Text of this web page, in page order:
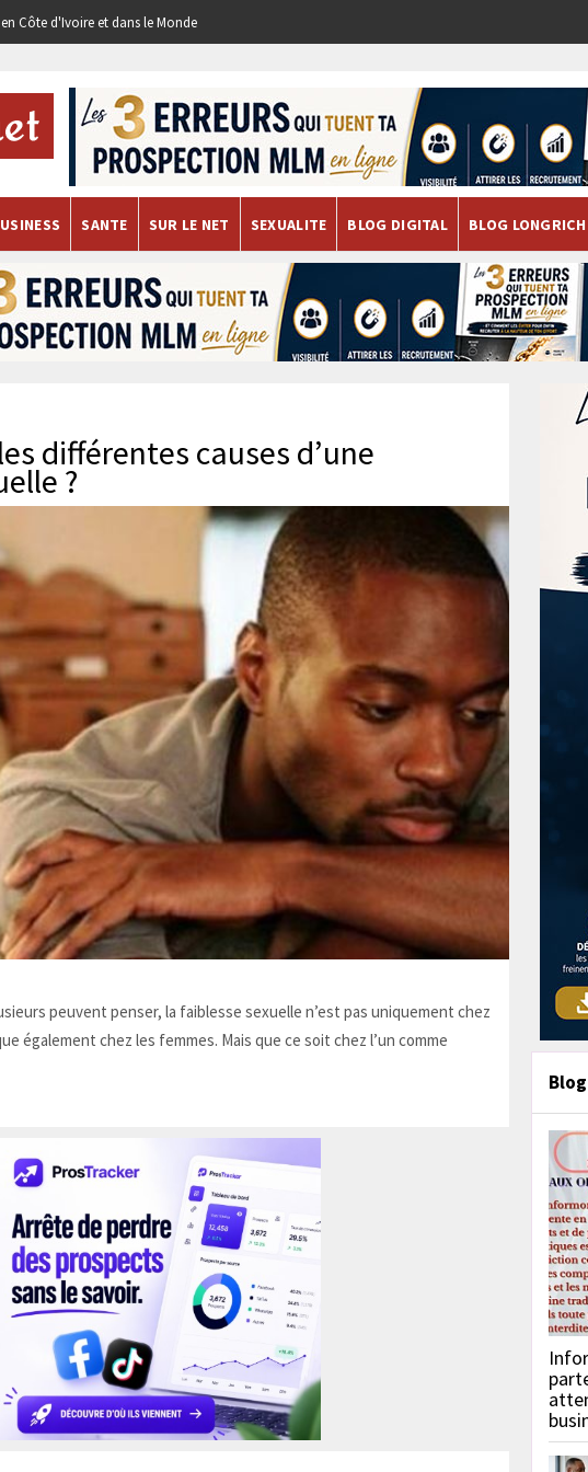
Côte d'Ivoire et dans le Monde
SANTE SUR LE NET SEXUALITE BLOG DIGITAL BLOG LONGRICH
différentes causes d’une
?
peuvent penser, la faiblesse sexuelle n’est pas uniquement chez
également chez les femmes. Mais que ce soit chez l’un comme
Blog